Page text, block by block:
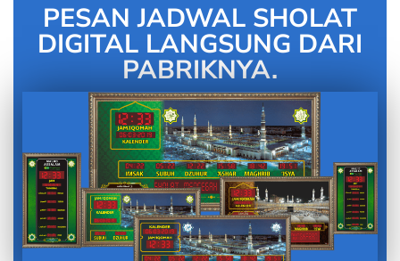
PESAN JADWAL SHOLAT
DIGITAL LANGSUNG DARI
PABRIKNYA.